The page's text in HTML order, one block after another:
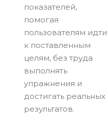
показателей,
помогая
пользователям идти
к поставленным
целям, без труда
выполнять
упражнения и
достигать реальных
результатов.